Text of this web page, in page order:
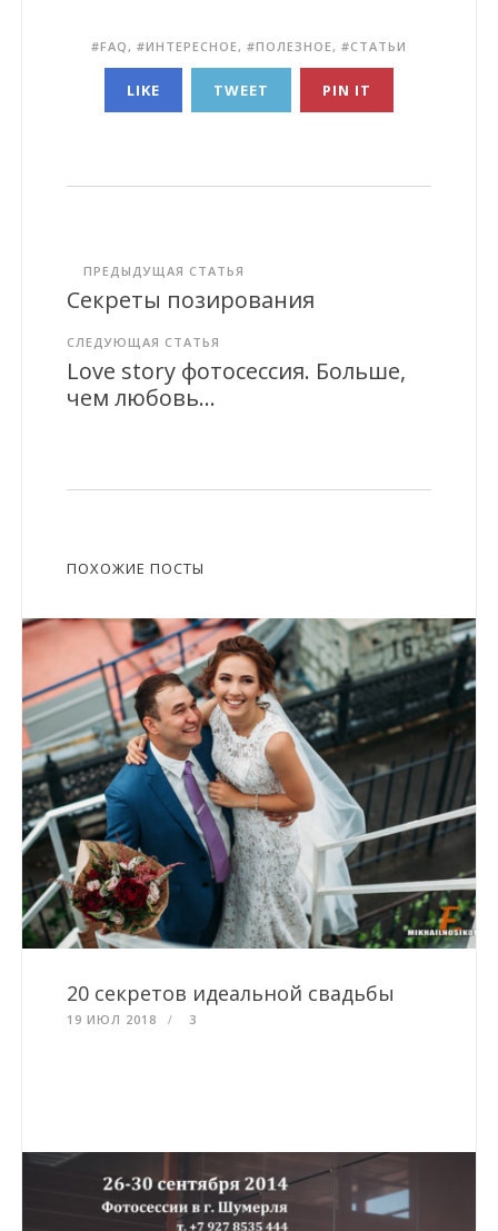
FAQ, ИНТЕРЕСНОЕ, ПОЛЕЗНОЕ, СТАТЬИ
LIKE TWEET PIN IT
ПРЕДЫДУЩАЯ СТАТЬЯ
Секреты позирования
СЛЕДУЮЩАЯ СТАТЬЯ
Love story фотосессия. Больше,
чем любовь...
ПОХОЖИЕ ПОСТЫ
20 секретов идеальной свадьбы
19 ИЮЛ 2018 3